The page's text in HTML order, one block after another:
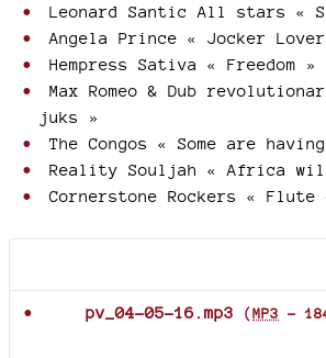
Leonard Santic All stars «
Angela Prince « Jocker
Hempress Sativa « Freedom »
Max Romeo & Dub
juks »
The Congos « Some are
Reality Souljah « Africa
Cornerstone Rockers «
pv_04-05-16.mp3 (MP3 -